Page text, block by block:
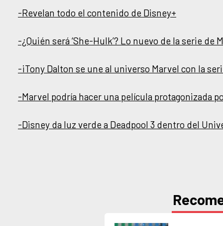
-Revelan todo el contenido de Disney+
-¿Quién será ‘She-Hulk’? Lo nuevo de la serie
-¡Tony Dalton se une al universo Marvel con la
-Marvel podría hacer una película protagonizada
-Disney da luz verde a Deadpool 3 dentro del